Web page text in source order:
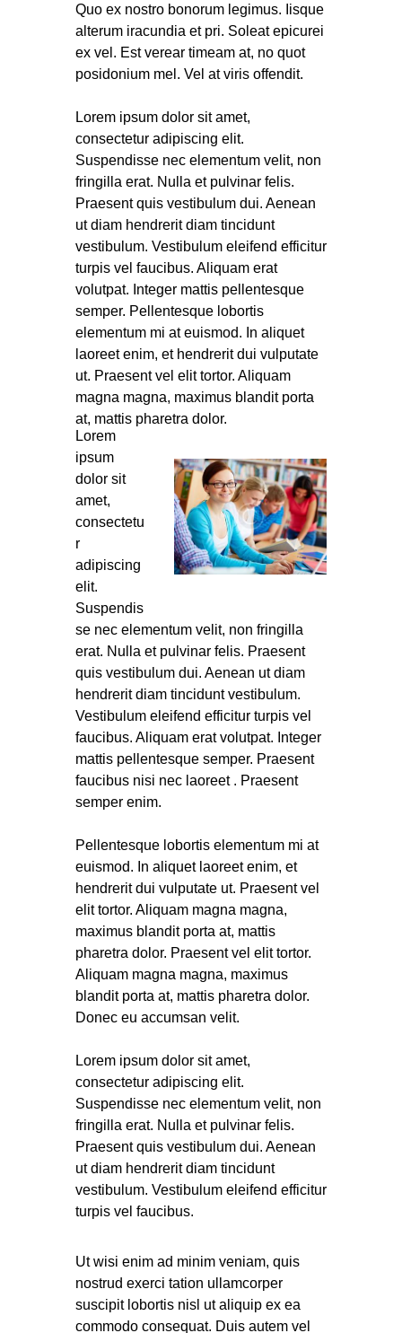
Quo ex nostro bonorum legimus. Iisque
alterum iracundia et pri. Soleat epicurei
ex vel. Est verear timeam at, no quot
posidonium mel. Vel at viris offendit.
Lorem ipsum dolor sit amet,
consectetur adipiscing elit.
Suspendisse nec elementum velit, non
fringilla erat. Nulla et pulvinar felis.
Praesent quis vestibulum dui. Aenean
ut diam hendrerit diam tincidunt
vestibulum. Vestibulum eleifend efficitur
turpis vel faucibus. Aliquam erat
volutpat. Integer mattis pellentesque
semper. Pellentesque lobortis
elementum mi at euismod. In aliquet
laoreet enim, et hendrerit dui vulputate
ut. Praesent vel elit tortor. Aliquam
magna magna, maximus blandit porta
at, mattis pharetra dolor.
Lorem
ipsum
dolor sit
amet,
consectetu
r
adipiscing
elit.
Suspendis
se nec elementum velit, non fringilla
erat. Nulla et pulvinar felis. Praesent
quis vestibulum dui. Aenean ut diam
hendrerit diam tincidunt vestibulum.
Vestibulum eleifend efficitur turpis vel
faucibus. Aliquam erat volutpat. Integer
mattis pellentesque semper. Praesent
faucibus nisi nec laoreet . Praesent
semper enim.
Pellentesque lobortis elementum mi at
euismod. In aliquet laoreet enim, et
hendrerit dui vulputate ut. Praesent vel
elit tortor. Aliquam magna magna,
maximus blandit porta at, mattis
pharetra dolor. Praesent vel elit tortor.
Aliquam magna magna, maximus
blandit porta at, mattis pharetra dolor.
Donec eu accumsan velit.
Lorem ipsum dolor sit amet,
consectetur adipiscing elit.
Suspendisse nec elementum velit, non
fringilla erat. Nulla et pulvinar felis.
Praesent quis vestibulum dui. Aenean
ut diam hendrerit diam tincidunt
vestibulum. Vestibulum eleifend efficitur
turpis vel faucibus.
Ut wisi enim ad minim veniam, quis
nostrud exerci tation ullamcorper
suscipit lobortis nisl ut aliquip ex ea
commodo consequat. Duis autem vel